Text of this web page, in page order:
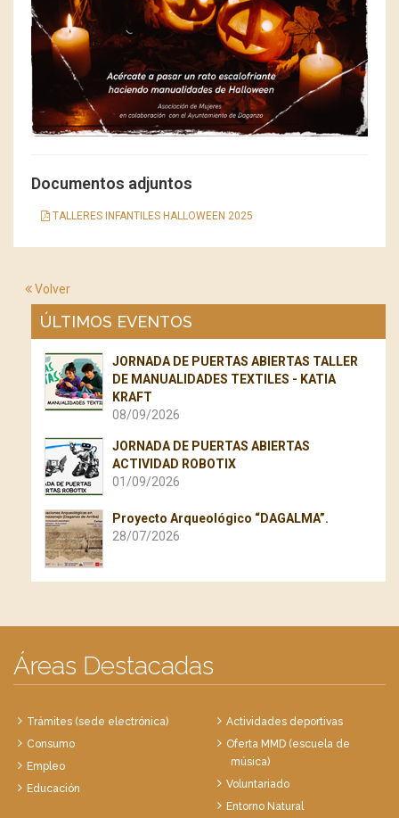
Documentos adjuntos
TALLERES INFANTILES HALLOWEEN 2025
Volver
ÚLTIMOS EVENTOS
JORNADA DE PUERTAS ABIERTAS TALLER
DE MANUALIDADES TEXTILES - KATIA
KRAFT
08/09/2026
JORNADA DE PUERTAS ABIERTAS
ACTIVIDAD ROBOTIX
01/09/2026
Proyecto Arqueológico “DAGALMA”.
28/07/2026
Áreas Destacadas
Trámites (sede electrónica)
Consumo
Empleo
Educación
Actividades deportivas
Oferta MMD (escuela de
música)
Voluntariado
Entorno Natural